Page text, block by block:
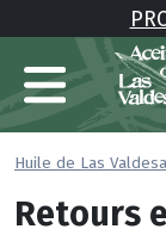
Huile de Las
Retours